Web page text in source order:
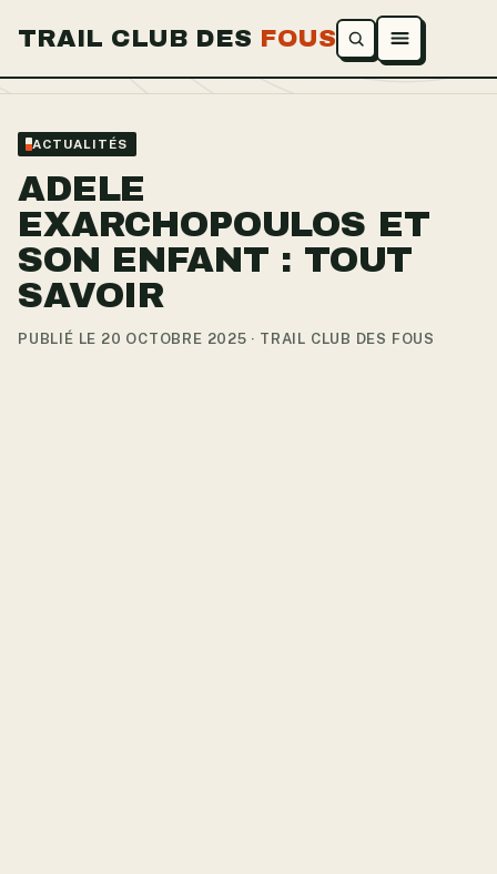
TRAIL CLUB DES FOUS Ouvrir le menu
ACTUALITÉS
ADELE
EXARCHOPOULOS ET
SON ENFANT : TOUT
SAVOIR
PUBLIÉ LE 20 OCTOBRE 2025 · TRAIL CLUB DES FOUS